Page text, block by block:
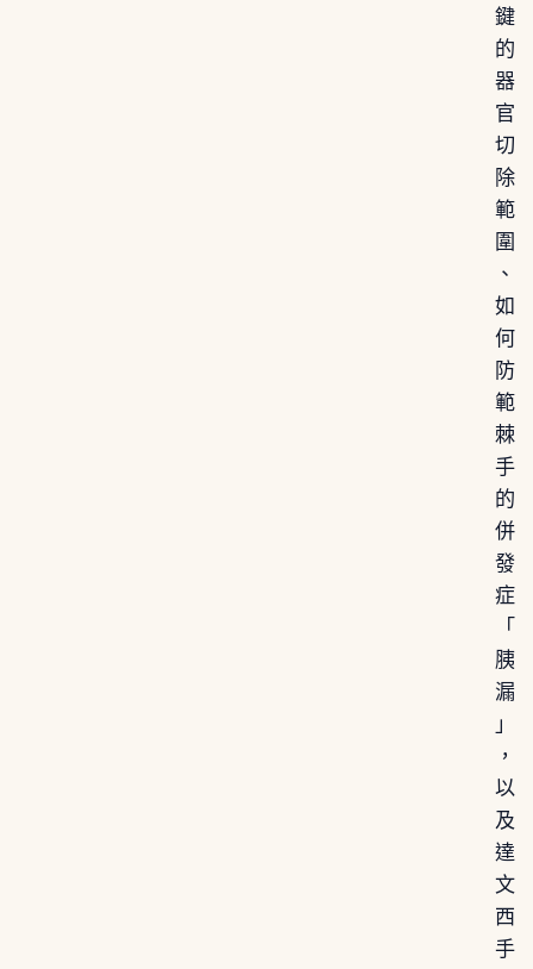
鍵
的
器
官
切
除
範
圍
、
如
何
防
範
棘
手
的
併
發
症
「
胰
漏
」
，
以
及
達
文
西
手